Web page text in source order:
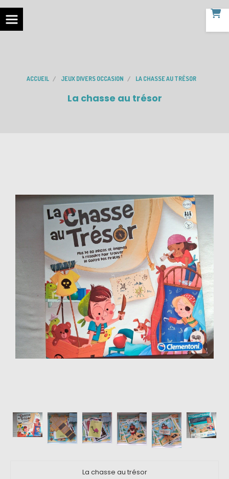
ACCUEIL JEUX DIVERS OCCASION LA CHASSE AU TRÉSOR
La chasse au trésor
La chasse au trésor